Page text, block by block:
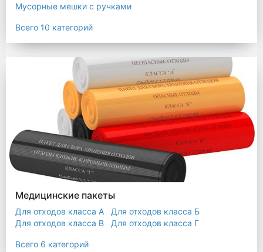
Мусорные мешки с ручками
Прозрачные мешки
Мешки строительные
Мешок для листьев
Всего 10 категорий
Медицинские пакеты
Для отходов класса А
Для отходов класса Б
Для отходов класса В
Для отходов класса Г
Пакеты термостойкие для утилизатора
Всего 6 категорий